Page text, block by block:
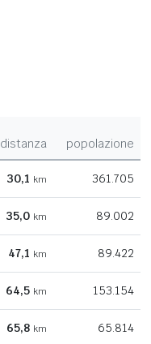
distanza popolazione
30,1 km 361.705
35,0 km 89.002
47,1 km 89.422
64,5 km 153.154
65,8 km 65.814